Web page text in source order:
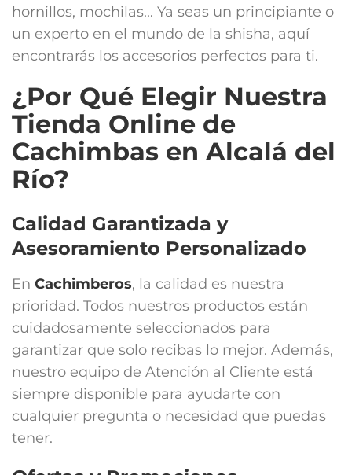
hornillos, mochilas... Ya seas un principiante o
un experto en el mundo de la shisha, aquí
encontrarás los accesorios perfectos para ti.
¿Por Qué Elegir Nuestra
Tienda Online de
Cachimbas en Alcalá del
Río?
Calidad Garantizada y
Asesoramiento Personalizado
En Cachimberos, la calidad es nuestra
prioridad. Todos nuestros productos están
cuidadosamente seleccionados para
garantizar que solo recibas lo mejor. Además,
nuestro equipo de Atención al Cliente está
siempre disponible para ayudarte con
cualquier pregunta o necesidad que puedas
tener.